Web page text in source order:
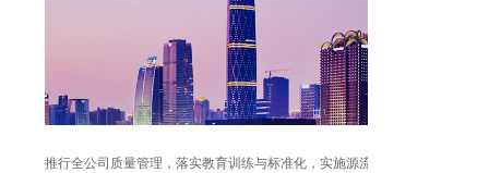
推行全公司质量管理，落实教育训练与标准化，实施源流